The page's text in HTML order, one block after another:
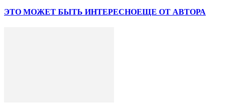
ЭТО МОЖЕТ БЫТЬ ИНТЕРЕСНОЕЩЕ ОТ АВТОРА